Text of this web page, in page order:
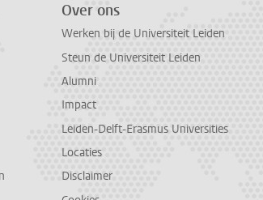
Over ons
Werken bij de Universiteit Leiden
Steun de Universiteit Leiden
Alumni
Impact
Leiden-Delft-Erasmus Universities
Locaties
Disclaimer